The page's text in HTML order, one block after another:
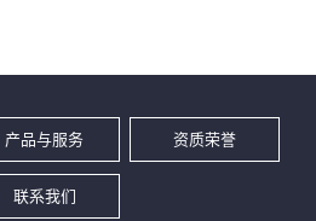
产品与服务 资质荣誉
联系我们